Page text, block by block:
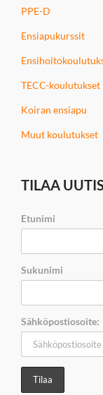
PPE-D
Ensiapukurssit
TECC-koulutukset
Koiran ensiapu
Muut koulutukset
TILAA
Etunimi
Sukunimi
Sähköpostiosoite: